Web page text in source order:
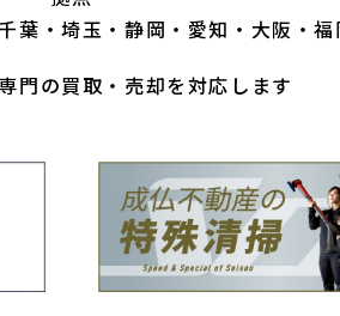
葉 埼玉 静岡 愛知 大阪
門の買取・売却を対応します